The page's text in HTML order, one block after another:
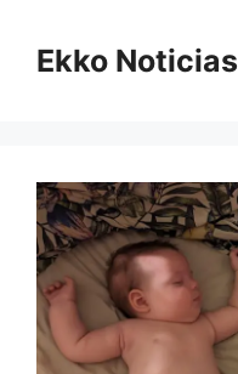
contenido
Ekko Noticias